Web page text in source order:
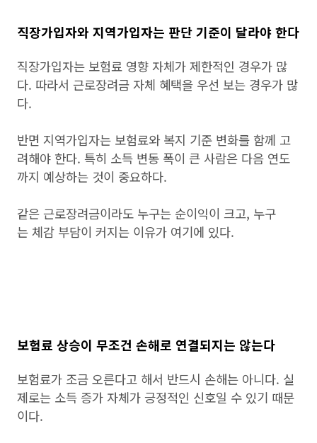
직장가입자와 지역가입자는 판단 기준이 달라야 한다
직장가입자는 보험료 영향 자체가 제한적인 경우가 많
다. 따라서 근로장려금 자체 혜택을 우선 보는 경우가 많
다.
반면 지역가입자는 보험료와 복지 기준 변화를 함께 고
려해야 한다. 특히 소득 변동 폭이 큰 사람은 다음 연도
까지 예상하는 것이 중요하다.
같은 근로장려금이라도 누구는 순이익이 크고, 누구
는 체감 부담이 커지는 이유가 여기에 있다.
보험료 상승이 무조건 손해로 연결되지는 않는다
보험료가 조금 오른다고 해서 반드시 손해는 아니다. 실
제로는 소득 증가 자체가 긍정적인 신호일 수 있기 때문
이다.